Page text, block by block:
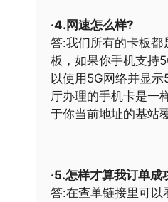
·4.网速怎么样?
答:我们所有的卡板都
板，如果你手机支持
以使用5G网络并显
厅办理的手机卡是一
于你当前地址的基站
·5.怎样才算我订单成
答:在查单链接里可以